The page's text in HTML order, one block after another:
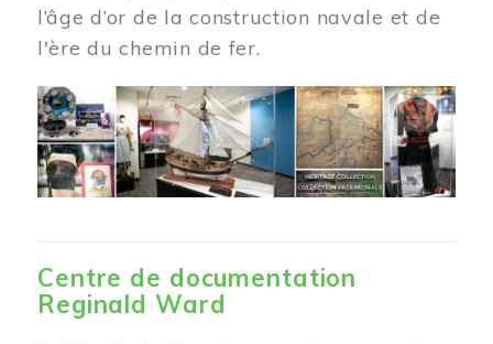
l’âge d’or de la construction navale et de
l'ère du chemin de fer.
Centre de documentation
Reginald Ward